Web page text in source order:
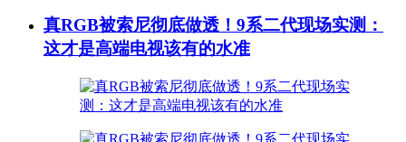
真RGB被索尼彻底做透！9系二代现场实测：
这才是高端电视该有的水准